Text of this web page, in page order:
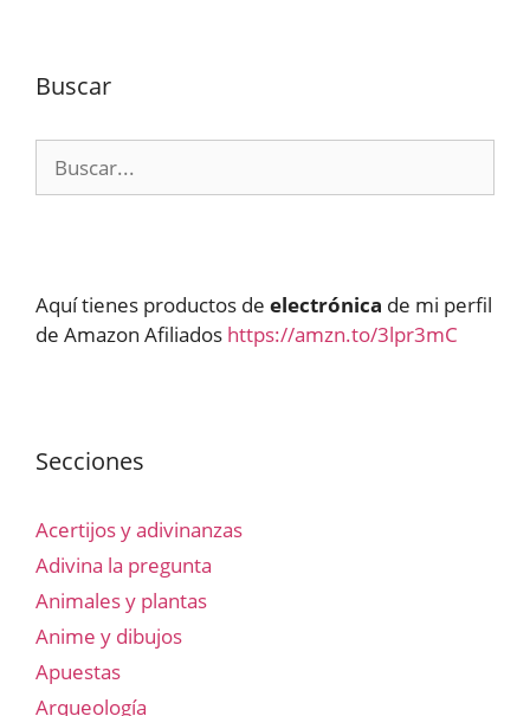
Buscar
Aquí tienes productos de electrónica de mi perfil
de Amazon Afiliados https://amzn.to/3lpr3mC
Secciones
Acertijos y adivinanzas
Adivina la pregunta
Animales y plantas
Anime y dibujos
Apuestas
Arqueología